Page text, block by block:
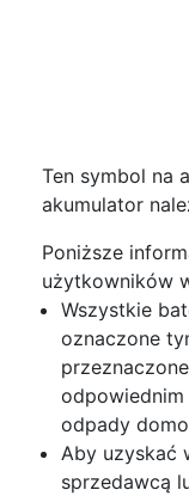
Ten symbol na
akumulator
Poniższe
użytkowników
Wszystkie
oznaczone
odpady
Aby uzyskać
sprzedawcą